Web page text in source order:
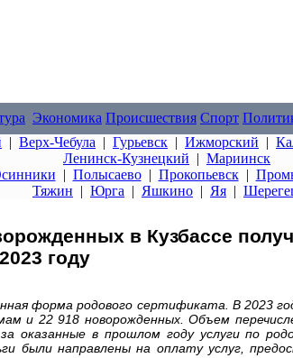
Экономика Происшествия Спорт
| Верх-Чебула | Гурьевск | Ижморский |
Ленинск-Кузнецкий | Мариинск
| Полысаево| Прокопьевск|
Тяжин | Юрга | Яшкино | Яя |
в Кузбассе
году
форма родового сертификата. В 2023
и 22 918 новорожденных. Объем
оказанные в прошлом году услуги по
были направлены на оплату услуг,